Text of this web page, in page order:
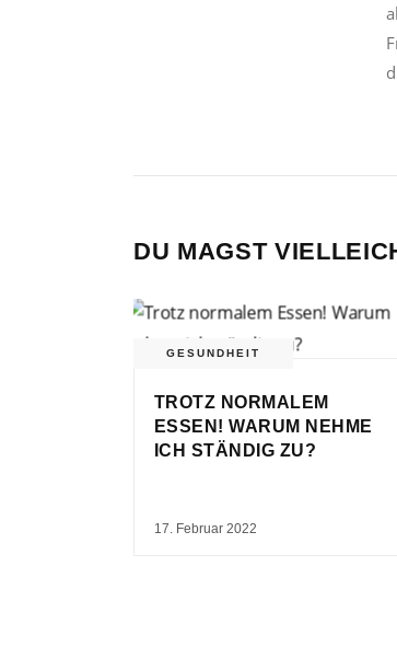
DU MAGST
GESUNDHEIT
TROTZ NORMALEM
ESSEN! WARUM NEHME
ICH STÄNDIG ZU?
17. Februar 2022